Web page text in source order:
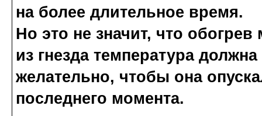
на более длительное время.
Но это не значит, что
из гнезда температура
желательно, чтобы она
последнего момента.